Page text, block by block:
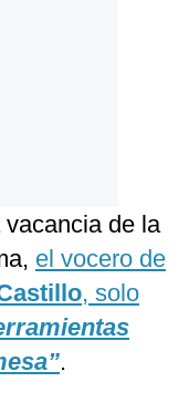
de la
el vocero de
, solo
.